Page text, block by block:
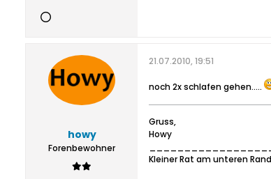
howy
Forenbewohner
21.07.2010, 19:51
noch 2x schlafen gehen.....
Gruss,
Howy
Kleiner Rat am unteren